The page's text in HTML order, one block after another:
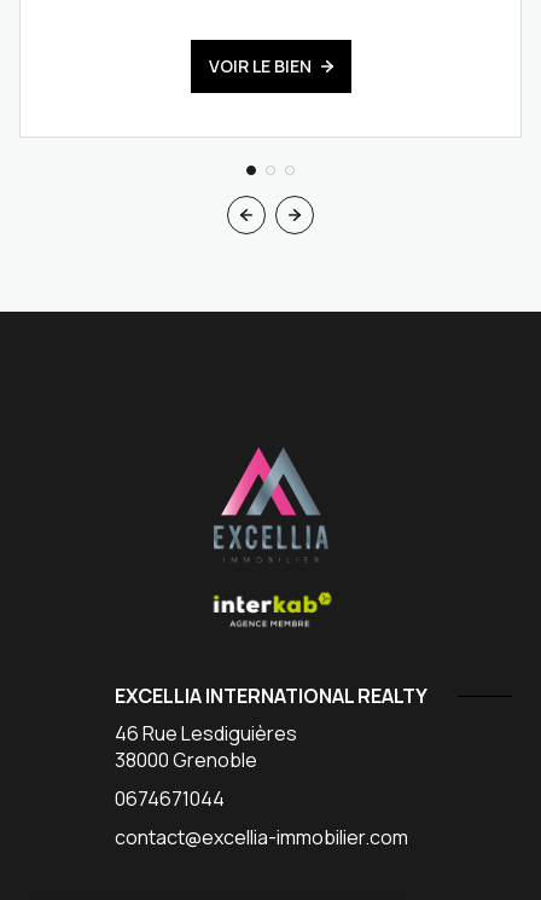
VOIR LE BIEN
EXCELLIA INTERNATIONAL REALTY
46 Rue Lesdiguières
38000Grenoble
0674671044
contact@excellia-immobilier.com